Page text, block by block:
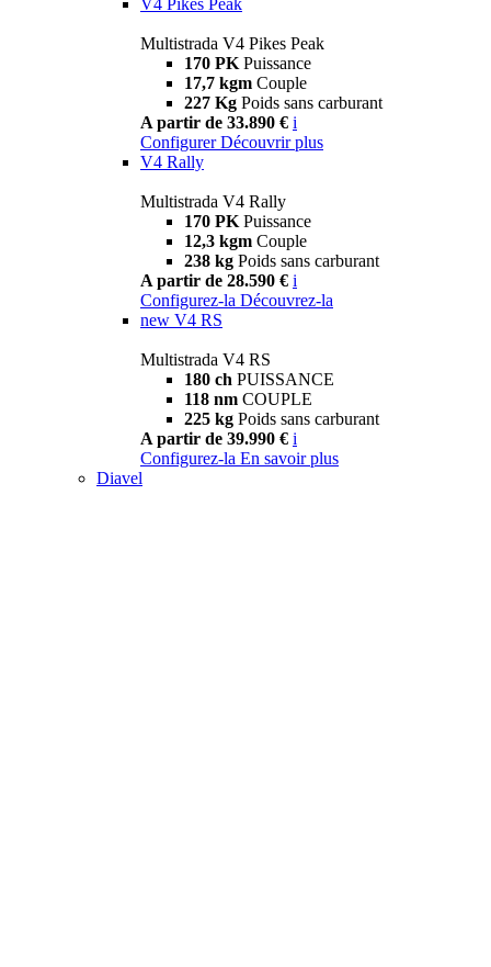
Multistrada V4 Pikes Peak
170 PK Puissance
17,7 kgm Couple
227 Kg Poids sans carburant
A partir de 33.890 € i
Configurer Découvrir plus
V4 Rally
Multistrada V4 Rally
170 PK Puissance
12,3 kgm Couple
238 kg Poids sans carburant
A partir de 28.590 € i
Configurez-la Découvrez-la
new V4 RS
Multistrada V4 RS
180 ch PUISSANCE
118 nm COUPLE
225 kg Poids sans carburant
A partir de 39.990 € i
Configurez-la En savoir plus
Diavel